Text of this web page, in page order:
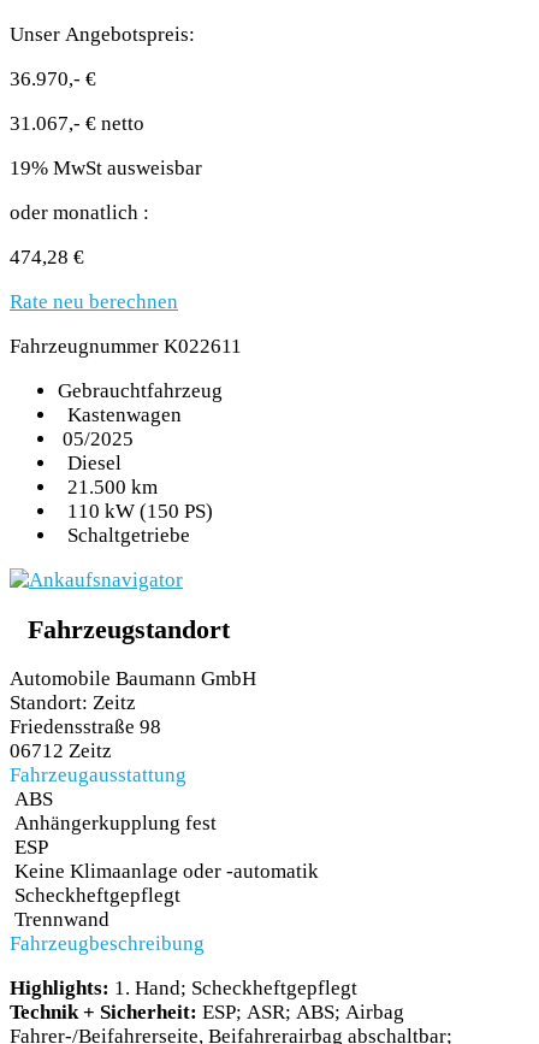
Unser Angebotspreis:
36.970,- €
31.067,- € netto
19% MwSt ausweisbar
oder monatlich :
474,28 €
Rate neu berechnen
Fahrzeugnummer K022611
Gebrauchtfahrzeug
Kastenwagen
05/2025
Diesel
21.500 km
110 kW (150 PS)
Schaltgetriebe
Fahrzeugstandort
Automobile Baumann GmbH
Standort: Zeitz
Friedensstraße 98
06712 Zeitz
Fahrzeugausstattung
ABS
Anhängerkupplung fest
ESP
Keine Klimaanlage oder -automatik
Scheckheftgepflegt
Trennwand
Fahrzeugbeschreibung
Highlights: 1. Hand; Scheckheftgepflegt
Technik + Sicherheit: ESP; ASR; ABS; Airbag
Fahrer-/Beifahrerseite, Beifahrerairbag abschaltbar;